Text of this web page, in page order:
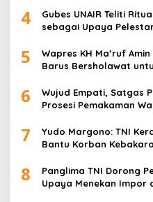
4
Gubes UNAIR Teliti
sebagai Upaya
5
Wapres KH Ma’ruf
Barus Bersholawat
6
Wujud Empati, Satgas
Prosesi Pemakaman
7
Yudo Margono: TNI
Bantu Korban
8
Panglima TNI Dorong
Upaya Menekan Impor